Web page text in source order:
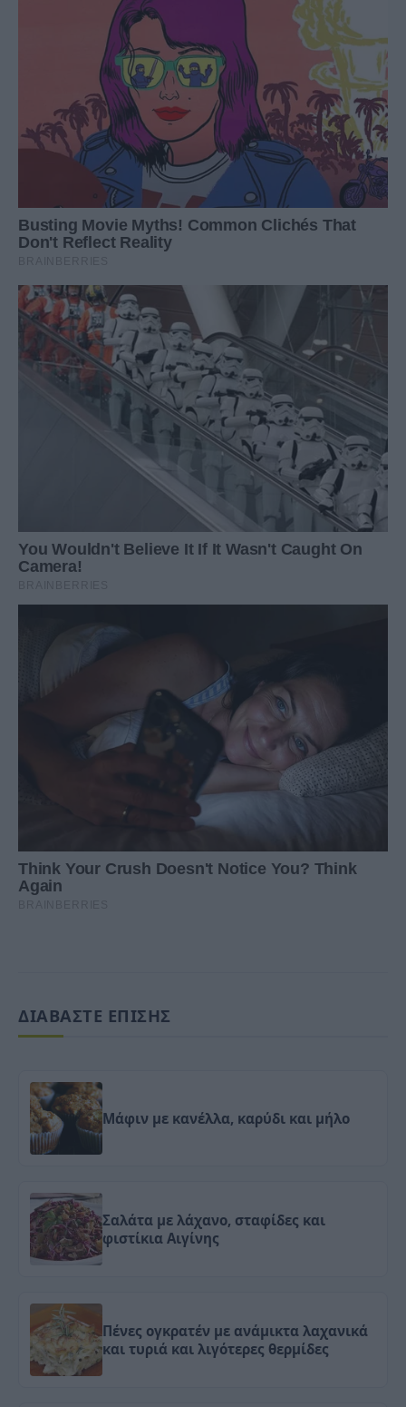
ΔΙΑΒΑΣΤΕ ΕΠΙΣΗΣ
Μάφιν με κανέλλα, καρύδι και μήλο
Σαλάτα με λάχανο, σταφίδες και
φιστίκια Αιγίνης
Πένες ογκρατέν με ανάμικτα λαχανικά
και τυριά και λιγότερες θερμίδες